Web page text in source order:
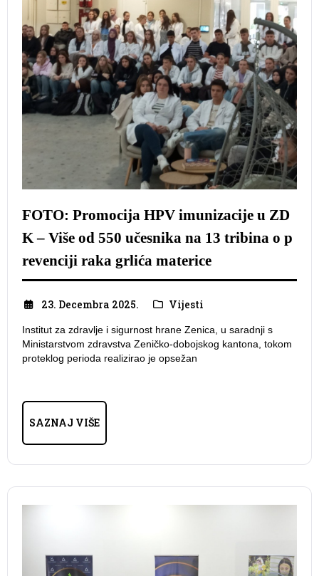
FOTO: Promocija HPV imunizacije u ZD
K – Više od 550 učesnika na 13 tribina o p
revenciji raka grlića materice
23. Decembra 2025. Vijesti
Institut za zdravlje i sigurnost hrane Zenica, u saradnji s
Ministarstvom zdravstva Zeničko-dobojskog kantona, tokom
proteklog perioda realizirao je opsežan
SAZNAJ VIŠE